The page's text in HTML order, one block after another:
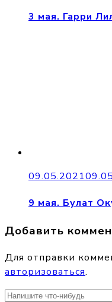
3 мая. Гарри
09.05.2021
9 мая. Булат
Добавить
Для отправки
авторизоваться.
Найти: